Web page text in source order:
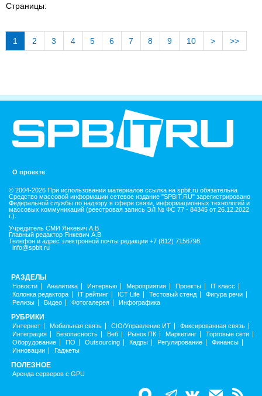
Страницы:
1 2 3 4 5 6 7 8 9 10 > >>
О проекте
© 2004-2026 При использовании материалов ссылка на spbit.ru обязательна
Средство массовой информации сетевое издание "SPBIT.RU" зарегистрировано
Федеральной службы по надзору в сфере связи, информационных технологий и
массовых коммуникаций (реестровая запись ЭЛ № ФС 77 - 84345 от 26.12.2022
г.).
Учредитель СМИ Янкевич А.В
Главный редактор Янкевич А.В
Телефон и адрес электронной почты редакции +7 (812) 7156798,
info@spbit.ru
РАЗДЕЛЫ
Новости Аналитика Интервью Мероприятия Проекты
IT класс
Колонка редактора
IT рейтинг ICT Life Тестовый стенд
Фигура речи
Релизы
Видео Фотогалерея Инфографика
РУБРИКИ
Интернет Мобильная связь CIO/Управление ИТ
Фиксированная связь
Интеграция
Безопасность Веб Рынок ПК Маркетинг
Торговые сети
Оборудование
ПО Outsourcing Кадры Регулирование
Финансы
Инновации
Гаджеты
ПОЛЕЗНОЕ
Аренда серверов с GPU